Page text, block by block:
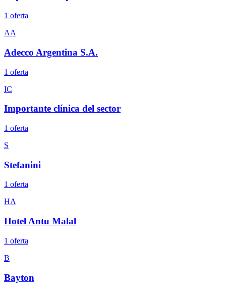
1 oferta
AA
Adecco Argentina S.A.
1 oferta
IC
Importante clínica del sector
1 oferta
S
Stefanini
1 oferta
HA
Hotel Antu Malal
1 oferta
B
Bayton